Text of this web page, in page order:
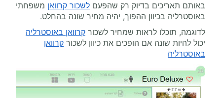
באותם תאריכים בדיוק רק שהפעם לשכור קרוואן משפחתי
באוסטרליה בכיוון ההפוך, יהיה מחיר שונה בהחלט.
לדוגמה, תוכלו לראות שמחיר לשכור קרוואן באוסטרליה
יכול להיות שונה אם הופכים את כיוון לשכור קרוואן
באוסטרליה